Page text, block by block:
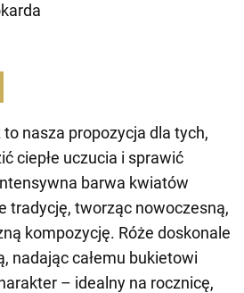
nasza propozycja dla tych,
ciepłe uczucia i sprawić
barwa kwiatów
tradycję, tworząc nowoczesną,
kompozycję. Róże doskonale
nadając całemu bukietowi
– idealny na rocznicę,